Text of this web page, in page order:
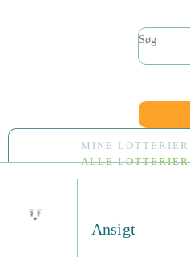
fra laveste
fra højeste
lukket først
MINE LOTTERIER
ALLE LOTTERIER
Ansigt